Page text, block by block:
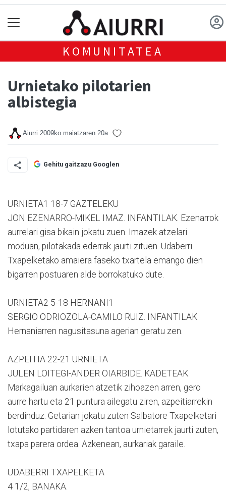
KOMUNITATEA
Urnietako pilotarien
albistegia
Aiurri 2009ko maiatzaren 20a
Gehitu gaitzazu Googlen
URNIETA1 18-7 GAZTELEKU
JON EZENARRO-MIKEL IMAZ. INFANTILAK. Ezenarrok
aurrelari gisa bikain jokatu zuen. Imazek atzelari
moduan, pilotakada ederrak jaurti zituen. Udaberri
Txapelketako amaiera faseko txartela emango dien
bigarren postuaren alde borrokatuko dute.
URNIETA2 5-18 HERNANI1
SERGIO ODRIOZOLA-CAMILO RUIZ. INFANTILAK.
Hernaniarren nagusitasuna agerian geratu zen.
AZPEITIA 22-21 URNIETA
JULEN LOITEGI-ANDER OIARBIDE. KADETEAK.
Markagailuan aurkarien atzetik zihoazen arren, gero
aurre hartu eta 21 puntura ailegatu ziren, azpeitiarrekin
berdinduz. Getarian jokatu zuten Salbatore Txapelketari
lotutako partidaren azken tantoa urnietarrek jaurti zuten,
txapa parera ordea. Azkenean, aurkariak garaile.
UDABERRI TXAPELKETA
4 1/2, BANAKA.